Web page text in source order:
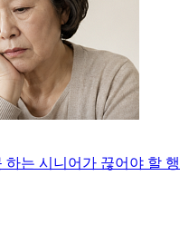
하는 시니어가 끊어야 할 행